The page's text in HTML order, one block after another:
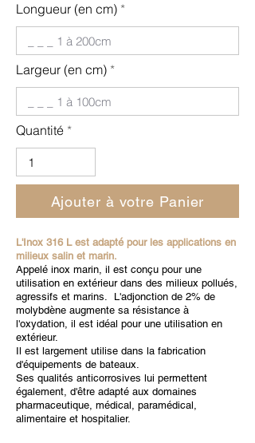
Longueur (en cm)
Largeur (en cm)
Quantité
Ajouter à votre Panier
L'Inox 316 L est adapté pour les applications en
milieux salin et marin.
Appelé inox marin, il est conçu pour une
utilisation en extérieur dans des milieux pollués,
agressifs et marins. L'adjonction de 2% de
molybdène augmente sa résistance à
l'oxydation, il est idéal pour une utilisation en
extérieur.
Il est largement utilise dans la fabrication
d'équipements de bateaux.
Ses qualités anticorrosives lui permettent
également, d'être adapté aux domaines
pharmaceutique, médical, paramédical,
alimentaire et hospitalier.